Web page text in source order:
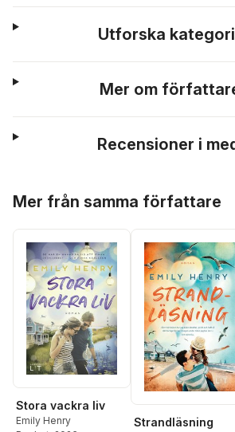
Utforska
Mer om
Recensioner i
Mer från samma författare
Stora vackra liv
Emily Henry
Strandläsning